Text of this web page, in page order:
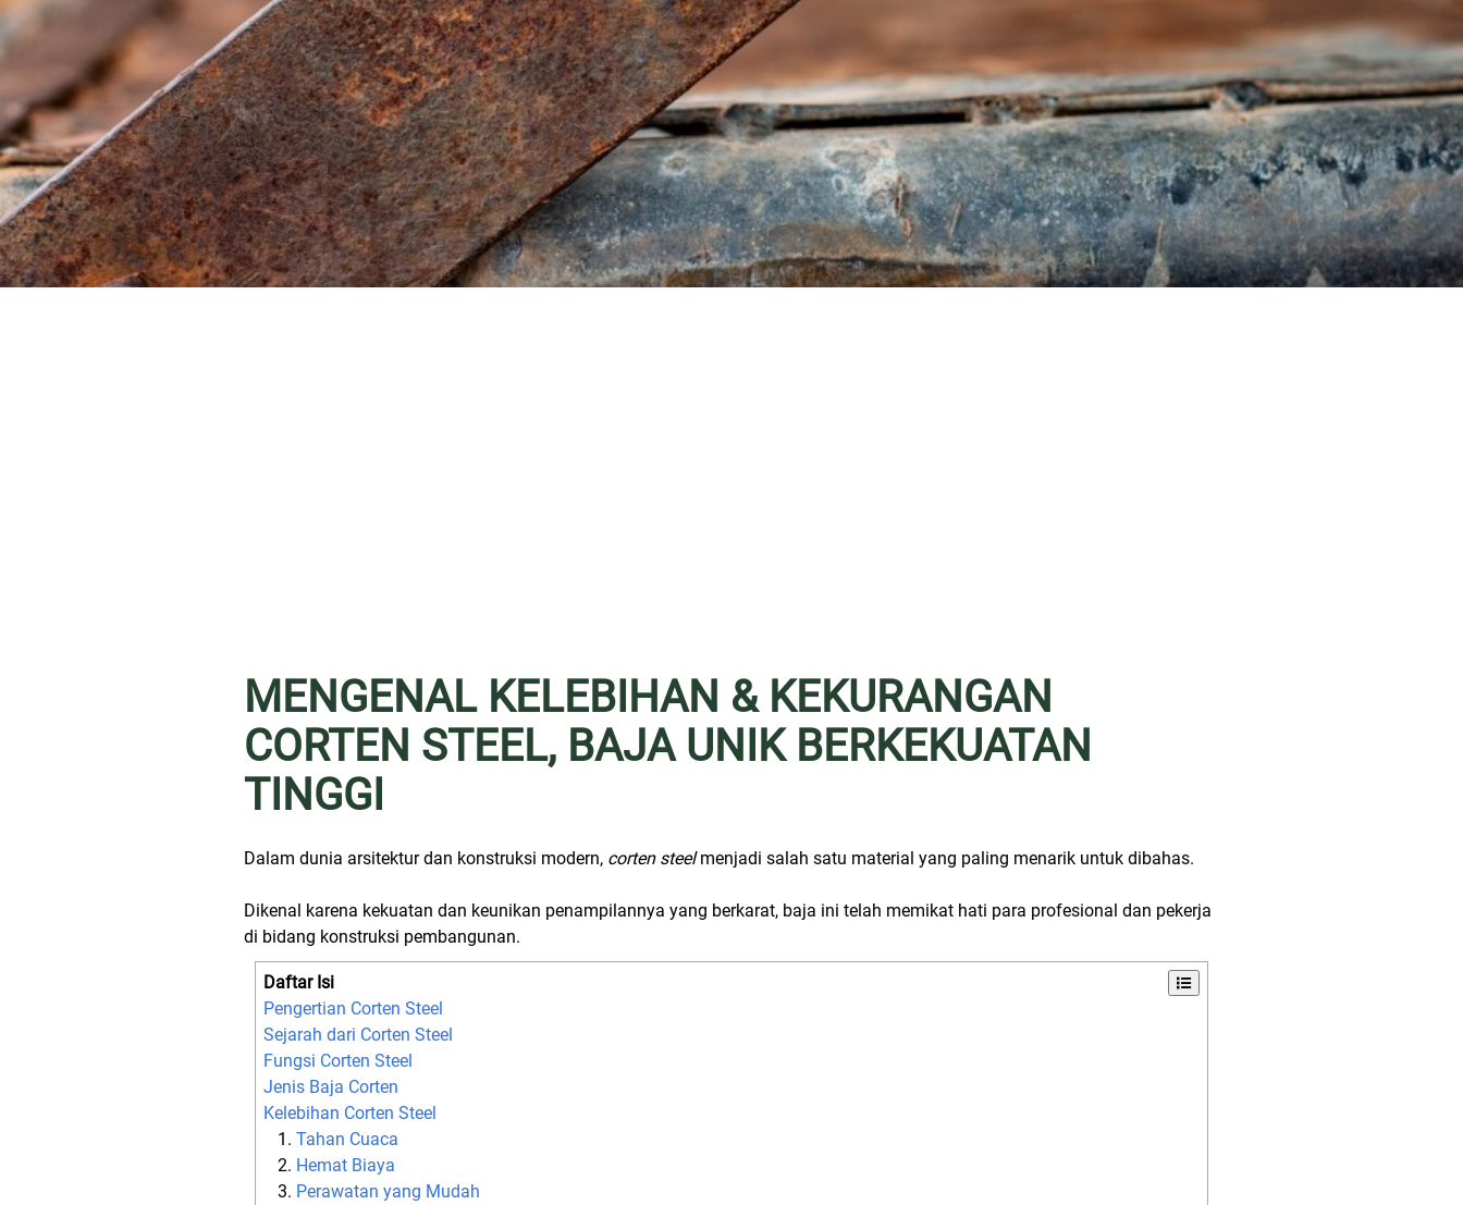
MENGENAL KELEBIHAN & KEKURANGAN
CORTEN STEEL, BAJA UNIK BERKEKUATAN
TINGGI
Dalam dunia arsitektur dan konstruksi modern, corten steelmenjadi salah satu material yang paling menarik untuk dibahas.
Dikenal karena kekuatan dan keunikan penampilannya yang berkarat, baja ini telah memikat hati para profesional dan pekerja
di bidang konstruksi pembangunan.
Daftar Isi
Pengertian Corten Steel
Sejarah dari Corten Steel
Fungsi Corten Steel
Jenis Baja Corten
Kelebihan Corten Steel
Tahan Cuaca
Hemat Biaya
Perawatan yang Mudah